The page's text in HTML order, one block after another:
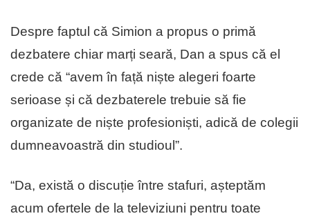
Despre faptul că Simion a propus o primă
dezbatere chiar marți seară, Dan a spus că el
crede că “avem în față niște alegeri foarte
serioase și că dezbaterele trebuie să fie
organizate de niște profesioniști, adică de colegii
dumneavoastră din studioul”.
“Da, există o discuție între stafuri, așteptăm
acum ofertele de la televiziuni pentru toate